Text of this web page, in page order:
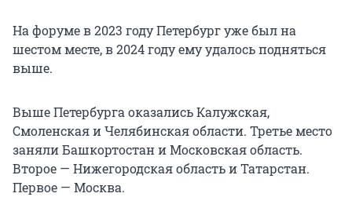
На форуме в 2023 году Петербург уже был на
шестом месте, в 2024 году ему удалось подняться
выше.
Выше Петербурга оказались Калужская,
Смоленская и Челябинская области. Третье место
заняли Башкортостан и Московская область.
Второе — Нижегородская область и Татарстан.
Первое — Москва.